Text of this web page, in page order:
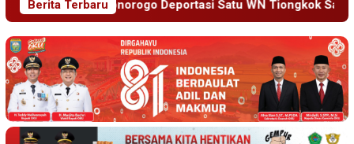
Berita Terbaru
WN Tiongkok Salahgunakan Ijin Tinggal 19